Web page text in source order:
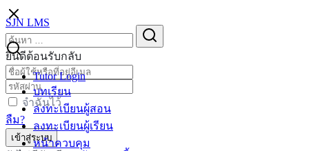
Skip
to
content
SJN LMS
Tutor Login
บทเรียน
ลงทะเบียนผู้สอน
ลงทะเบียนผู้เรียน
หน้าควบคุม
Search
for:
ยินดีต้อนรับกลับ
จำฉันไว้
ลืม?
เข้าสู่ระบบ